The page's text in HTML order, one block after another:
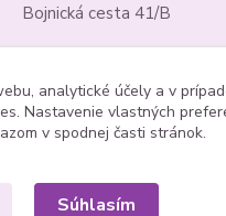
Bojnická cesta 41/B
analytické účely a v
Nastavenie vlastných
v spodnej časti stránok.
Súhlasím